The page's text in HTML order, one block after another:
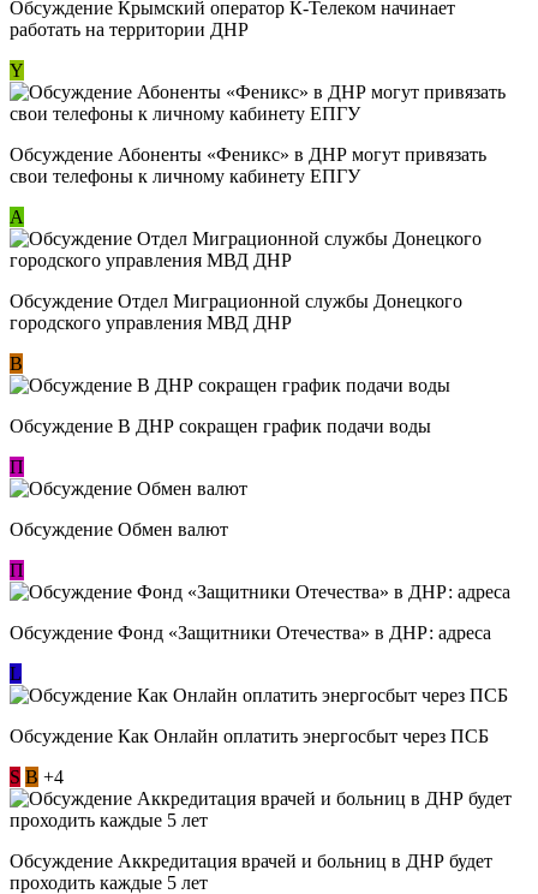
Обсуждение Крымский оператор К-Телеком начинает
работать на территории ДНР
Y
Обсуждение ​Абоненты «Феникс» в ДНР могут привязать
свои телефоны к личному кабинету ЕПГУ
А
Обсуждение Отдел Миграционной службы Донецкого
городского управления МВД ДНР
В
Обсуждение В ДНР сокращен график подачи воды
П
Обсуждение Обмен валют
П
Обсуждение Фонд «Защитники Отечества» в ДНР: адреса
L
Обсуждение ​Как Онлайн оплатить энергосбыт через ПСБ
S В +4
Обсуждение Аккредитация врачей и больниц в ДНР будет
проходить каждые 5 лет